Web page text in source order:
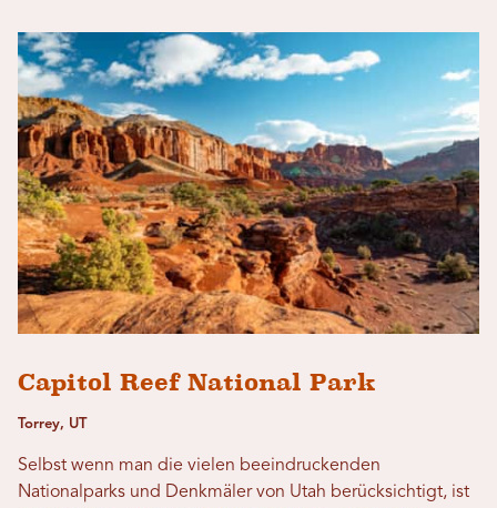
Capitol Reef National Park
Torrey, UT
Selbst wenn man die vielen beeindruckenden
Nationalparks und Denkmäler von Utah berücksichtigt, ist